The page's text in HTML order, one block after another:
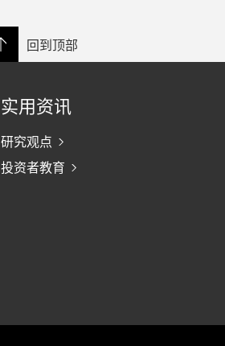
回到顶部
实用资讯
研究观点
投资者教育